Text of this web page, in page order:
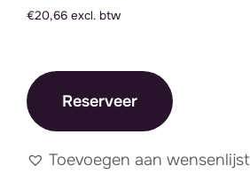
€20,66 excl. btw
Reserveer
Toevoegen aan wensenlijst